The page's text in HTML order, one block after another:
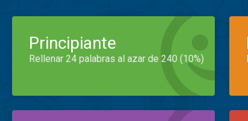
Principiante
Rellenar 24 palabras al azar de 240 (10%)